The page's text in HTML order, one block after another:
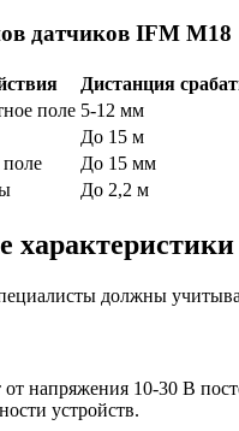
датчиков IFM M18
Дистанция
поле 5-12 мм
До 15 м
поле До 15 мм
До 2,2 м
должны
напряжения 10-30 В
устройств.